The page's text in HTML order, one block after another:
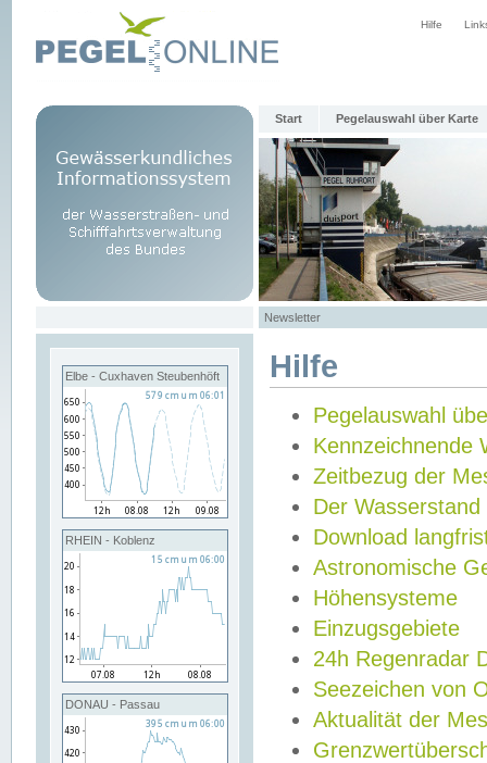
Hilfe
Start Pegelauswahl über Karte
Newsletter
Elbe - Cuxhaven Steubenhöft
RHEIN - Koblenz
DONAU - Passau
Hilfe
Pegelauswahl
Kennzeichnende
Zeitbezug der
Der Wasserstand
Download
Astronomische
Höhensysteme
Einzugsgebiete
24h Regenradar
Seezeichen von
Aktualität der